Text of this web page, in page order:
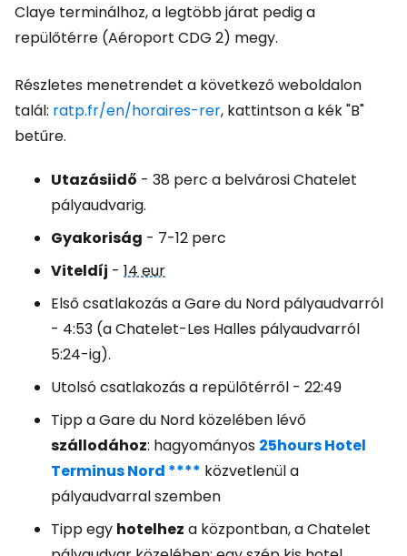
Claye terminálhoz, a legtöbb járat pedig a
repülőtérre (Aéroport CDG 2) megy.
Részletes menetrendet a következő weboldalon
talál: ratp.fr/en/horaires-rer, kattintson a kék "B"
betűre.
Utazásiidő - 38 perc a belvárosi Chatelet
pályaudvarig.
Gyakoriság - 7-12 perc
Viteldíj - 14 eur
Első csatlakozás a Gare du Nord pályaudvarról
- 4:53 (a Chatelet-Les Halles pályaudvarról
5:24-ig).
Utolsó csatlakozás a repülőtérről - 22:49
Tipp a Gare du Nord közelében lévő
szállodához: hagyományos 25hours Hotel
Terminus Nord **** közvetlenül a
pályaudvarral szemben
Tipp egy hotelhez a központban, a Chatelet